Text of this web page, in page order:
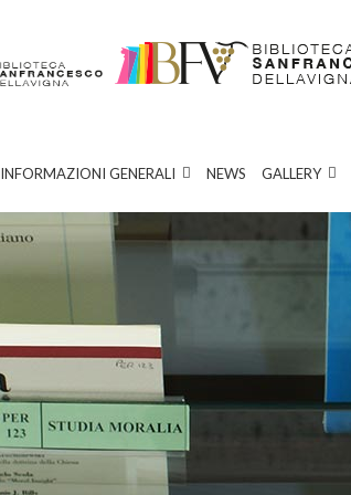
INFORMAZIONI GENERALI NEWS GALLERY